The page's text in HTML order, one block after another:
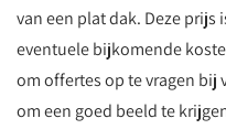
van een plat dak. Deze
eventuele bijkomende
om offertes op te vragen
om een goed beeld te